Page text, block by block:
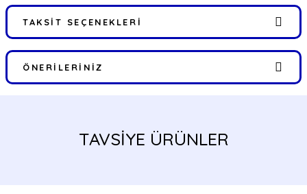
TAKSIT SEÇENEKLERI
ÖNERILERINIZ
tarafımıza iletebilirsiniz.
Görüş ve önerileriniz için teşekkür ederiz.
TAVSİYE ÜRÜNLER